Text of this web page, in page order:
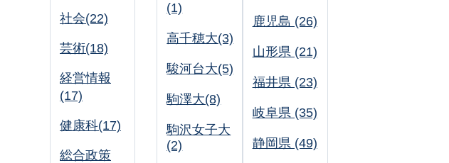
社会(22)
芸術(18)
経営情報
(17)
健康科(17)
総合政策
(1)
高千穂大(3)
駿河台大(5)
駒澤大(8)
駒沢女子大
(2)
鹿児島 (26)
山形県 (21)
福井県 (23)
岐阜県 (35)
静岡県 (49)